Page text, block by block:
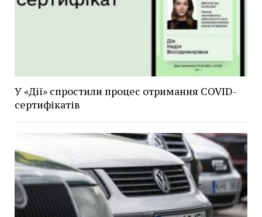
У «Дії» спростили процес отримання COVID-
сертифікатів